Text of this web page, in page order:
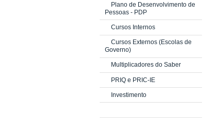
Plano de Desenvolvimento de
Pessoas - PDP
Cursos Internos
Cursos Externos (Escolas de
Governo)
Multiplicadores do Saber
PRIQ e PRIC-IE
Investimento